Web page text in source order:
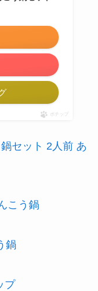
ポチップ
セット 2人前 あ
こう鍋
鍋
プ